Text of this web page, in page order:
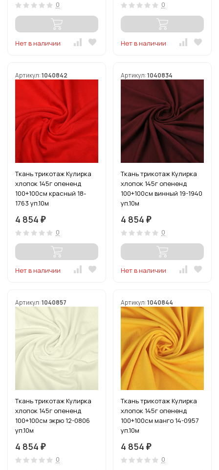
0
Нет в наличии
0
Нет в наличии
Артикул:1040842
Ткань трикотаж Кулирка
хлопок 145г опененд
100+100см красный 18-
1763 уп.10м
4 854 ₽
0
Нет в наличии
Артикул:1040834
Ткань трикотаж Кулирка
хлопок 145г опененд
100+100см винный 19-1940
уп.10м
4 854 ₽
0
Нет в наличии
Артикул:1040857
Ткань трикотаж Кулирка
хлопок 145г опененд
100+100см экрю 12-0806
уп.10м
4 854 ₽
0
Артикул:1040844
Ткань трикотаж Кулирка
хлопок 145г опененд
100+100см манго 14-0957
уп.10м
4 854 ₽
0